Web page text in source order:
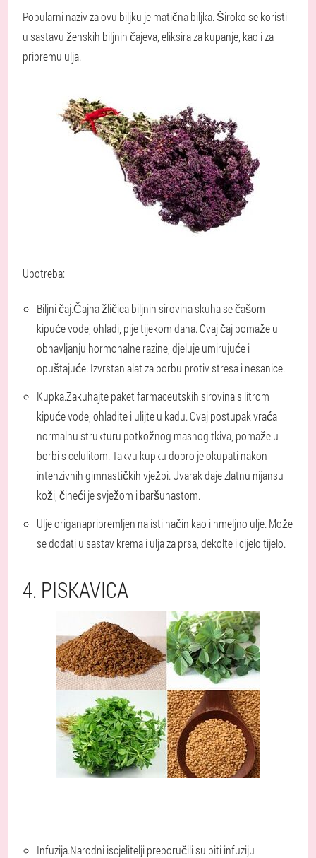
Popularni naziv za ovu biljku je matična biljka. Široko se koristi
u sastavu ženskih biljnih čajeva, eliksira za kupanje, kao i za
pripremu ulja.
Upotreba:
Biljni čaj.Čajna žličica biljnih sirovina skuha se čašom
kipuće vode, ohladi, pije tijekom dana. Ovaj čaj pomaže u
obnavljanju hormonalne razine, djeluje umirujuće i
opuštajuće. Izvrstan alat za borbu protiv stresa i nesanice.
Kupka.Zakuhajte paket farmaceutskih sirovina s litrom
kipuće vode, ohladite i ulijte u kadu. Ovaj postupak vraća
normalnu strukturu potkožnog masnog tkiva, pomaže u
borbi s celulitom. Takvu kupku dobro je okupati nakon
intenzivnih gimnastičkih vježbi. Uvarak daje zlatnu nijansu
koži, čineći je svježom i baršunastom.
Ulje origanapripremljen na isti način kao i hmeljno ulje. Može
se dodati u sastav krema i ulja za prsa, dekolte i cijelo tijelo.
4. PISKAVICA
Infuzija.Narodni iscjelitelji preporučili su piti infuziju